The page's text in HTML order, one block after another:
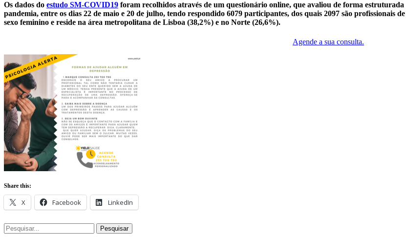
Os dados do estudo SM-COVID19 foram recolhidos através de um questionário online, que avaliou de forma
pandemia, entre os dias 22 de maio e 20 de julho, tendo respondido 6079 participantes, dos quais 2097 são profissionais
sexo feminino e reside na área metropolitana de Lisboa (38,2%) e no Norte (26,6%).
Agende a sua consulta.
Share this:
X Facebook LinkedIn
Pesquisar